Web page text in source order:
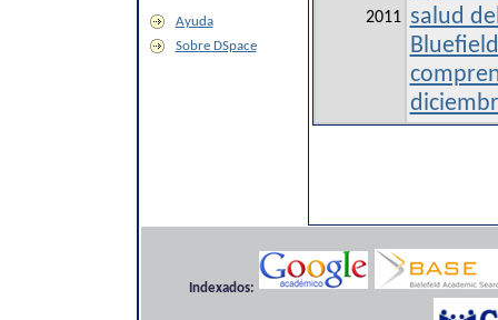
Ayuda
Sobre DSpace
2011 salud
Indexados: